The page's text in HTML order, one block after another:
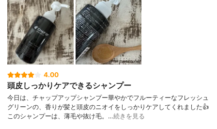
4.00
頭皮しっかりケアできるシャンプー
今日は、チャップアップシャンプー華やかでフルーティーなフレッシュ
グリーンの、香りが髪と頭皮のニオイをしっかりケアしてくれました👍
このシャンプーは、薄毛や抜け毛。…続きを見る